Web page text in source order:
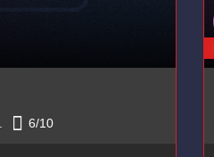
6/10